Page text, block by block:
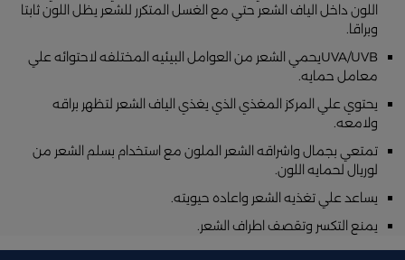
اللون داخل الياف الشعر حتي مع الغسل المتكرر للشعر يظل اللون ثابتا
وبراقا.
UVA/UVBيحمي الشعر من العوامل البيئيه المختلفه لاحتوائه علي
معامل حمايه.
يحتوي علي المركز المغذي الذي يغذي الياف الشعر لتظهر براقه
ولامعه.
تمتعي بجمال واشراقه الشعر الملون مع استخدام بسلم الشعر من
لوريال لحمايه اللون.
يساعد علي تغذيه الشعر واعاده حيويته.
يمنع التكسر وتقصف اطراف الشعر.